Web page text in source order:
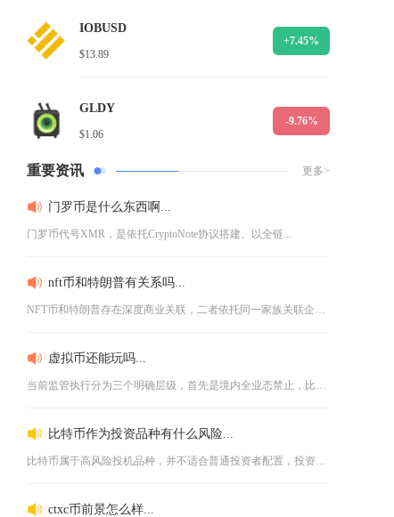
IOBUSD
$13.89
+7.45%
GLDY
$1.06
-9.76%
重要资讯 更多>
门罗币是什么东西啊...
门罗币代号XMR，是依托CryptoNote协议搭建、以全链...
nft币和特朗普有关系吗...
NFT币和特朗普存在深度商业关联，二者依托同一家族关联企业打...
虚拟币还能玩吗...
当前监管执行分为三个明确层级，首先是境内全业态禁止，比特币、...
比特币作为投资品种有什么风险...
比特币属于高风险投机品种，并不适合普通投资者配置，投资过程中...
ctxc币前景怎么样...